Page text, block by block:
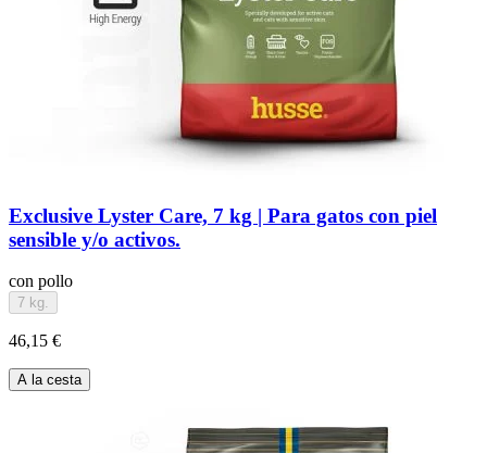
Exclusive Lyster Care, 7 kg | Para gatos con piel
sensible y/o activos.
con pollo
7 kg.
46,15 €
A la cesta